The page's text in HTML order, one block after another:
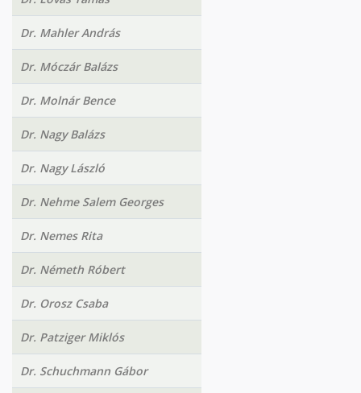
Dr. Mahler András
Dr. Móczár Balázs
Dr. Molnár Bence
Dr. Nagy Balázs
Dr. Nagy László
Dr. Nehme Salem Georges
Dr. Nemes Rita
Dr. Németh Róbert
Dr. Orosz Csaba
Dr. Patziger Miklós
Dr. Schuchmann Gábor